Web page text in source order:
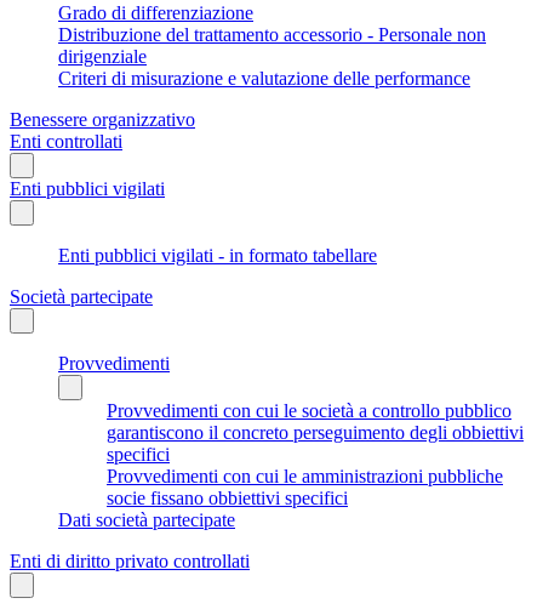
Grado di differenziazione
Distribuzione del trattamento accessorio - Personale non
dirigenziale
Criteri di misurazione e valutazione delle performance
Benessere organizzativo
Enti controllati
Enti pubblici vigilati
Enti pubblici vigilati - in formato tabellare
Società partecipate
Provvedimenti
Provvedimenti con cui le società a controllo pubblico
garantiscono il concreto perseguimento degli obbiettivi
specifici
Provvedimenti con cui le amministrazioni pubbliche
socie fissano obbiettivi specifici
Dati società partecipate
Enti di diritto privato controllati